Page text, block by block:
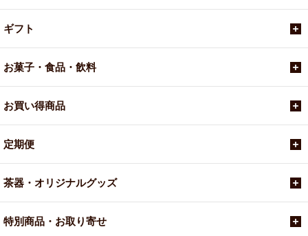
ギフト
お菓子・食品・飲料
お買い得商品
定期便
茶器・オリジナルグッズ
特別商品・お取り寄せ